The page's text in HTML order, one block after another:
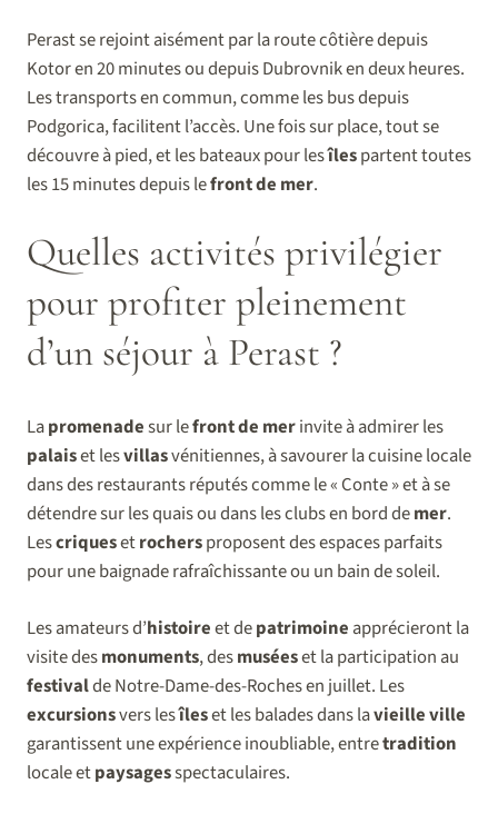
Perast se rejoint aisément par la route côtière depuis
Kotor en 20 minutes ou depuis Dubrovnik en deux heures.
Les transports en commun, comme les bus depuis
Podgorica, facilitent l’accès. Une fois sur place, tout se
découvre à pied, et les bateaux pour lesîlespartent toutes
les 15 minutes depuis lefront de mer.
Quelles activités privilégier
pour profiter pleinement
d’un séjour à Perast ?
Lapromenadesur lefront de merinvite à admirer les
palaiset lesvillasvénitiennes, à savourer la cuisine locale
dans des restaurants réputés comme le « Conte » et à se
détendre sur les quais ou dans les clubs en bord demer.
Lescriquesetrochersproposent des espaces parfaits
pour une baignade rafraîchissante ou un bain de soleil.
Les amateurs d’histoireet depatrimoine apprécieront la
visite desmonuments, desmuséeset la participation au
festivalde Notre-Dame-des-Roches en juillet. Les
excursionsvers lesîleset les balades dans lavieille ville
garantissent une expérience inoubliable, entretradition
locale etpaysagesspectaculaires.